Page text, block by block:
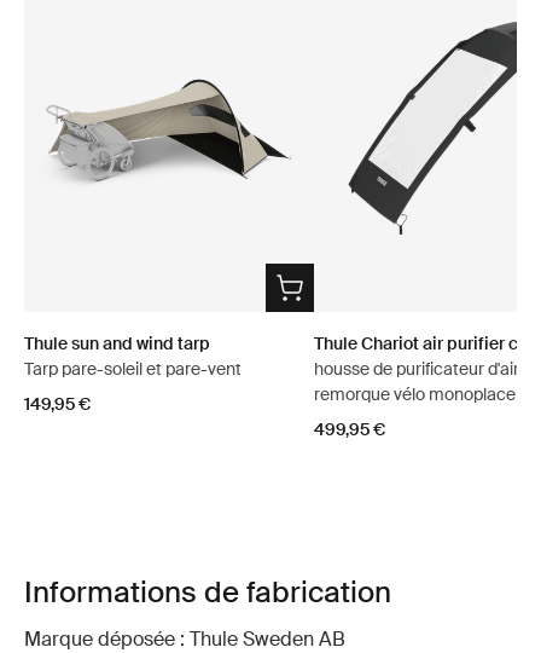
Thule sun and wind tarp
Tarp pare-soleil et pare-vent
149,95 €
Thule Chariot air purifier
housse de purificateur d'air
remorque vélo monoplace
499,95 €
Informations de fabrication
Marque déposée : Thule Sweden AB